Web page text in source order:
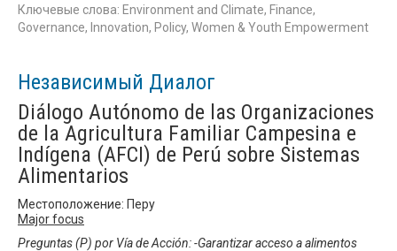
Ключевые слова: Environment and Climate, Finance,
Governance, Innovation, Policy, Women & Youth Empowerment
Независимый Диалог
Diálogo Autónomo de las Organizaciones
de la Agricultura Familiar Campesina e
Indígena (AFCI) de Perú sobre Sistemas
Alimentarios
Местоположение: Перу
Major focus
Preguntas (P) por Vía de Acción: -Garantizar acceso a alimentos